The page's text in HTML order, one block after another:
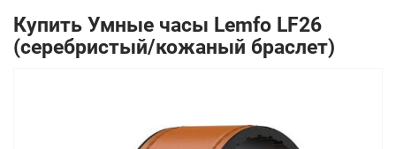
info@gpsnavi.by
Купить Умные часы Lemfo LF26
(серебристый/кожаный браслет)